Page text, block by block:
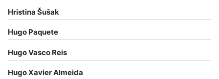
Hristina Šušak
Hugo Paquete
Hugo Vasco Reis
Hugo Xavier Almeida